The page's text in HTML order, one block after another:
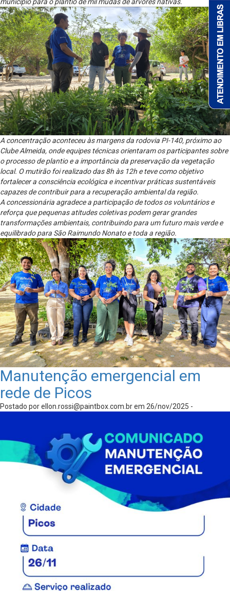
A concentração aconteceu às margens da rodovia PI-140, próximo ao
Clube Almeida, onde equipes técnicas orientaram os participantes sobre
o processo de plantio e a importância da preservação da vegetação
local. O mutirão foi realizado das 8h às 12h e teve como objetivo
fortalecer a consciência ecológica e incentivar práticas sustentáveis
capazes de contribuir para a recuperação ambiental da região.
A concessionária agradece a participação de todos os voluntários e
reforça que pequenas atitudes coletivas podem gerar grandes
transformações ambientais, contribuindo para um futuro mais verde e
equilibrado para São Raimundo Nonato e toda a região.
Manutenção emergencial em
rede de Picos
Postado porellon.rossi@paintbox.com.brem 26/nov/2025 -